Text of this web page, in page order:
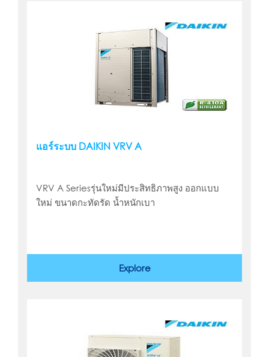
แอร์ระบบ DAIKIN VRV A
VRV A Seriesรุ่นใหม่มีประสิทธิภาพสูง ออกแบบ
ใหม่ ขนาดกะทัดรัด น้ำหนักเบา
Explore